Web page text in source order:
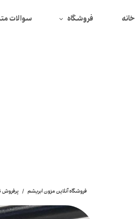
خانه فروشگاه
لگ
سوالات
فروشگاه آنلاین مزون ابریشم پرفروش